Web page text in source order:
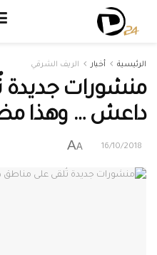
الرئيسية أخبار الريف الشرقي
منشورات جديدة
داعش … وهذا
16/10/2018
A
A